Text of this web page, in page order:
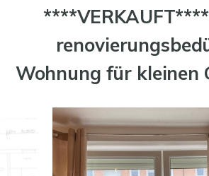
Wohnung für kleinen